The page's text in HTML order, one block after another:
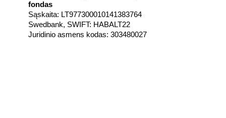
fondas
Sąskaita: LT977300010141383764
Swedbank, SWIFT: HABALT22
Juridinio asmens kodas: 303480027